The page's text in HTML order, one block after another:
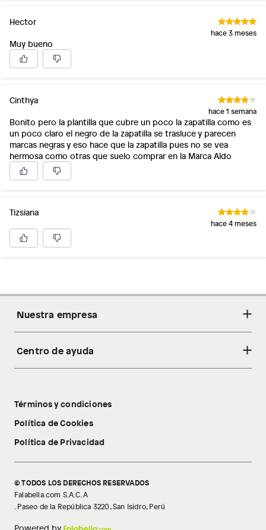
Hector
hace 3 meses
Muy bueno
Cinthya
hace 1 semana
Bonito pero la plantilla que cubre un poco la zapatilla como es
un poco claro el negro de la zapatilla se trasluce y parecen
marcas negras y eso hace que la zapatilla pues no se vea
hermosa como otras que suelo comprar en la Marca Aldo
Tizsiana
hace 4 meses
Nuestra empresa
Acerca de nosotros
Tecnología Pillow Walk
Centro de ayuda
Libro de reclamaciones
Términos y condiciones
Política de Cookies
Política de Privacidad
© TODOS LOS DERECHOS RESERVADOS
Falabella.com S.A.C. A
. Paseo de la República 3220, San Isidro, Perú
Powered by